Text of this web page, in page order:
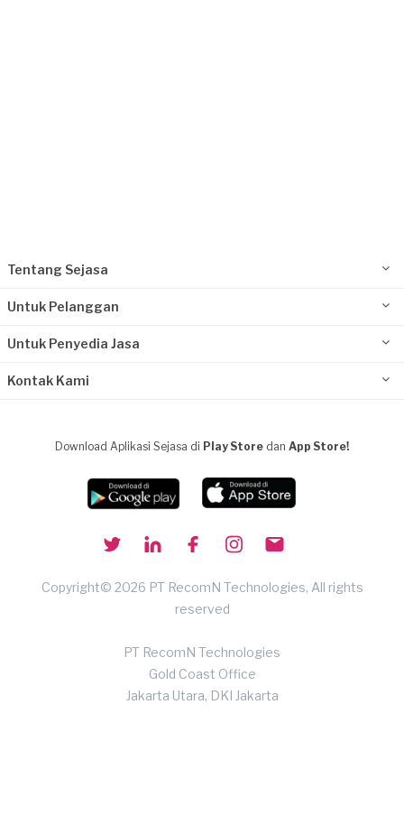
Tentang Sejasa
Untuk Pelanggan
Untuk Penyedia Jasa
Kontak Kami
Download Aplikasi Sejasa di Play Store dan App Store!
Copyright© 2026 PT RecomN Technologies, All rights
reserved
PT RecomN Technologies
Gold Coast Office
Jakarta Utara, DKI Jakarta